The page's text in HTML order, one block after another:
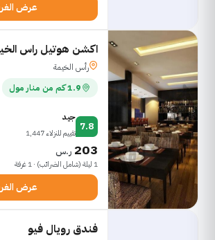
عرض
اكشن هوتيل راس
رأس الخيمة
1.9 كم من منار مول
7.8
جيد
تقييم للنزلاء 1,447
203 ر.س
1 ليلة (شامل الضرائب) · 1 غرفة
عرض
فندق رويال فيو